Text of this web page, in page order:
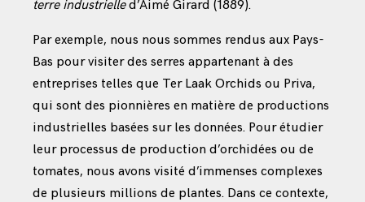
terre industrielled’Aimé Girard (1889).
Par exemple, nous nous sommes rendus aux Pays-
Bas pour visiter des serres appartenant à des
entreprises telles que Ter Laak Orchids ou Priva,
qui sont des pionnières en matière de productions
industrielles basées sur les données. Pour étudier
leur processus de production d’orchidées ou de
tomates, nous avons visité d’immenses complexes
de plusieurs millions de plantes. Dans ce contexte,